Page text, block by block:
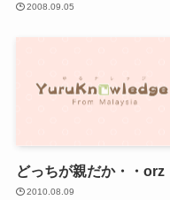
2008.09.05
どっちが親だか・・orz
2010.08.09